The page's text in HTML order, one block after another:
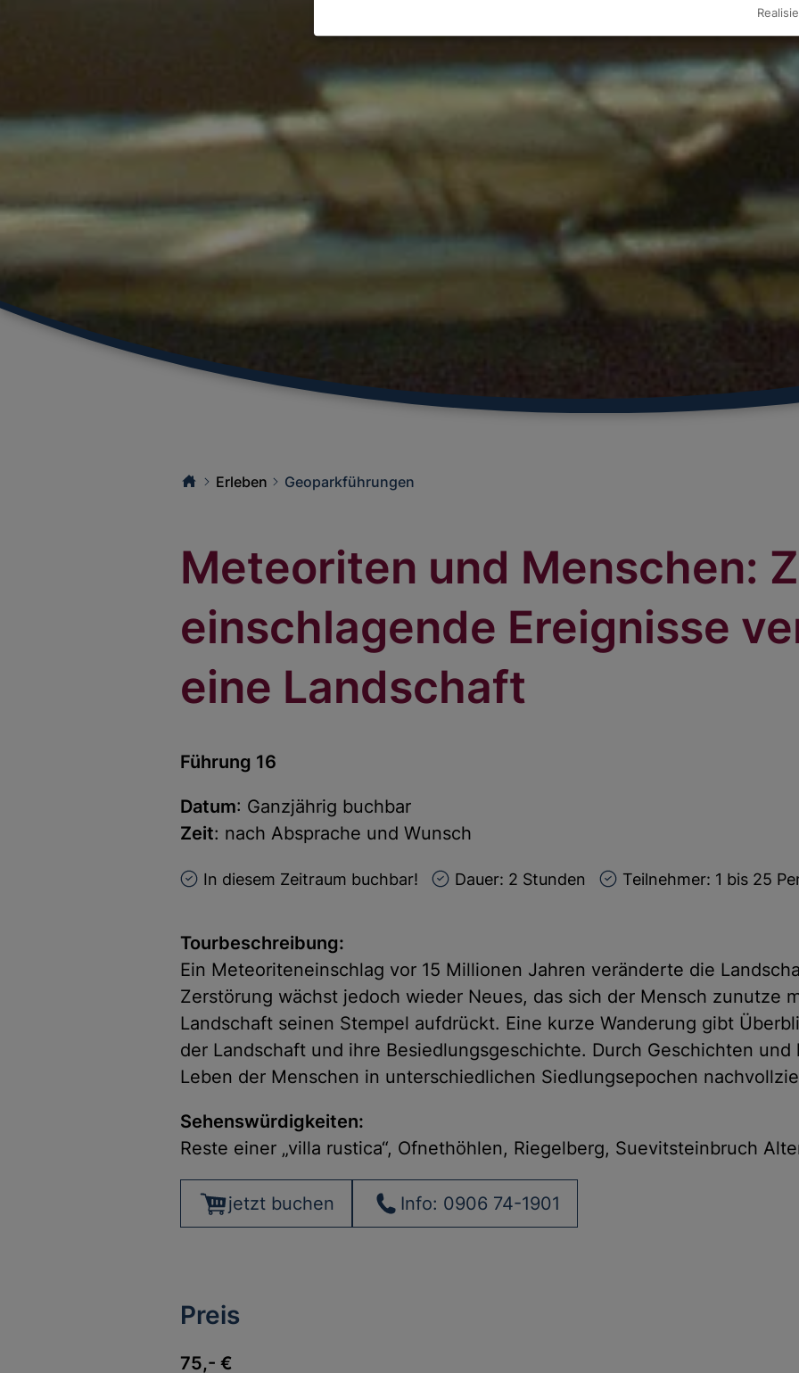
Geoparkführungen
Erleben
Meteoriten und Menschen:
einschlagende Ereignisse
eine Landschaft
Führung 16
Datum: Ganzjährig buchbar
Zeit: nach Absprache und Wunsch
In diesem Zeitraum buchbar! Dauer: 2 Stunden Teilnehmer: 1 bis 25
Tourbeschreibung:
Ein Meteoriteneinschlag vor 15 Millionen Jahren veränderte die
Zerstörung wächst jedoch wieder Neues, das sich der Mensch zunutze
Landschaft seinen Stempel aufdrückt. Eine kurze Wanderung gibt
der Landschaft und ihre Besiedlungsgeschichte. Durch Geschichten
Leben der Menschen in unterschiedlichen Siedlungsepochen
Sehenswürdigkeiten:
Reste einer „villa rustica“, Ofnethöhlen, Riegelberg, Suevitsteinbruch
jetzt buchen Info: 0906 74-1901
Preis
75,- €